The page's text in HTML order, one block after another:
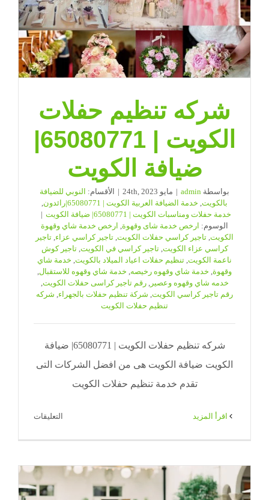
مغلقة
شركه تنظيم حفلات
الكويت | 65080771|
ضيافة الكويت
بواسطة admin
| مايو 24th, 2023 | الأقسام: النوبي للضيافة
بالكويت خدمة الضيافة العربية الكويت | 65080771|رائدون
خدمة حفلات ومناسبات الكويت | 65080771| ضيافة الكويت
|
الوسوم: ارخص خدمة شاى وقهوة ارخص خدمة شاي وقهوة
الكويت تاجير كراسي حفلات الكويت تاجير كراسي عزاء تاجير
كراسي عزاء الكويت ,تاجير كراسي في الكويت ,تاجير كوش
ناعمة الكويت تنظيم حفلات اعياد الميلاد بالكويت خدمة شاي
وقهوة خدمة شاي وقهوه رخيصه خدمة شاي وقهوه للاستقبال
خدمه شاي وقهوه وعصير
,رقم تاجير كراسى حفلات الكويت
رقم تاجير كراسي الكويت شركة تنظيم حفلات بالجهراء شركه
تنظيم حفلات الكويت
شركه تنظيم حفلات الكويت | 65080771| ضيافة
الكويت ضيافة الكويت هى من افضل الشركات التى
تقدم خدمة تنظيم حفلات الكويت
التعليقات
الكويت
|